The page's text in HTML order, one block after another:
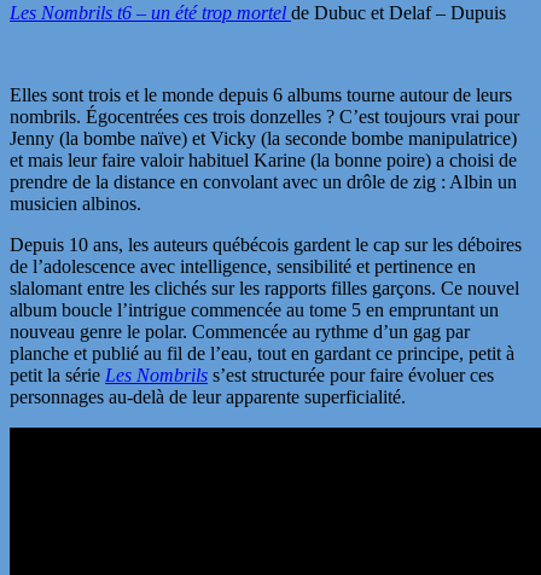
Les Nombrils t6 – un été trop mortel de Dubuc et Delaf – Dupuis
Elles sont trois et le monde depuis 6 albums tourne autour de leurs
nombrils. Égocentrées ces trois donzelles ? C’est toujours vrai pour
Jenny (la bombe naïve) et Vicky (la seconde bombe manipulatrice)
et mais leur faire valoir habituel Karine (la bonne poire) a choisi de
prendre de la distance en convolant avec un drôle de zig : Albin un
musicien albinos.
Depuis 10 ans, les auteurs québécois gardent le cap sur les déboires
de l’adolescence avec intelligence, sensibilité et pertinence en
slalomant entre les clichés sur les rapports filles garçons. Ce nouvel
album boucle l’intrigue commencée au tome 5 en empruntant un
nouveau genre le polar. Commencée au rythme d’un gag par
planche et publié au fil de l’eau, tout en gardant ce principe, petit à
petit la série Les Nombrils s’est structurée pour faire évoluer ces
personnages au-delà de leur apparente superficialité.